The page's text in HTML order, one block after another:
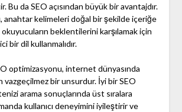
Bu da SEO açısından büyük bir avantajdır.
anahtar kelimeleri doğal bir şekilde içeriğe
beklentilerini karşılamak için
bir dil kullanmalıdır.
optimizasyonu, internet dünyasında
vazgeçilmez bir unsurdur. İyi bir SEO
arama sonuçlarında üst sıralara
kullanıcı deneyimini iyileştirir ve